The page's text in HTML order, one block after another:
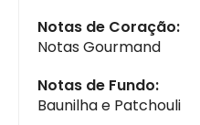
Notas de Coração:
Notas Gourmand
Notas de Fundo:
Baunilha e Patchouli